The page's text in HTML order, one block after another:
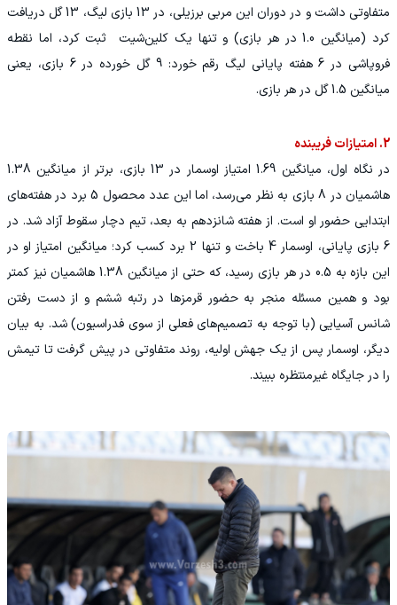
متفاوتی داشت و در دوران این مربی برزیلی، در 13 بازی لیگ، 13 گل دریافت
کرد (میانگین 1.0 در هر بازی) و تنها یک کلین‌شیت ثبت کرد، اما نقطه
فروپاشی در 6 هفته پایانی لیگ رقم خورد: 9 گل خورده در 6 بازی، یعنی
میانگین 1.5 گل در هر بازی.
2. امتیازات فریبنده
در نگاه اول، میانگین 1.69 امتیاز اوسمار در 13 بازی، برتر از میانگین 1.38
هاشمیان در 8 بازی به نظر می‌رسد، اما این عدد محصول 5 برد در هفته‌های
ابتدایی حضور او است. از هفته شانزدهم به بعد، تیم دچار سقوط آزاد شد. در
6 بازی پایانی، اوسمار 4 باخت و تنها 2 برد کسب کرد؛ میانگین امتیاز او در
این بازه به 0.5 در هر بازی رسید، که حتی از میانگین 1.38 هاشمیان نیز کمتر
بود و همین مسئله منجر به حضور قرمزها در رتبه ششم و از دست رفتن
شانس آسیایی (با توجه به تصمیم‌های فعلی از سوی فدراسیون) شد. به بیان
دیگر، اوسمار پس از یک جهش اولیه، روند متفاوتی در پیش گرفت تا تیمش
را در جایگاه غیرمنتظره ببیند.